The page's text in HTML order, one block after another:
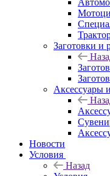
Заготовки и
Аксессуары
Новости
Условия
Назад